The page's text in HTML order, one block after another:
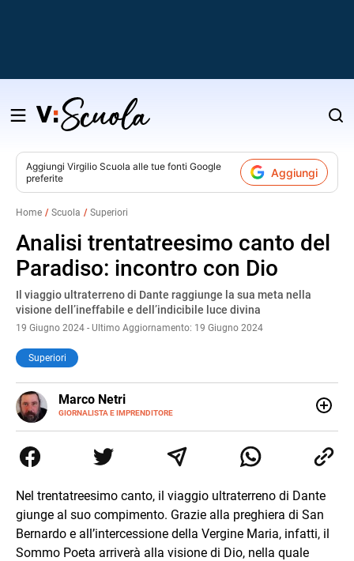
Salta
contenuto
Aggiungi Virgilio Scuola alle tue fonti Google
preferite
Aggiungi
Home Scuola Superiori
Analisi trentatreesimo canto del
Paradiso: incontro con Dio
Il viaggio ultraterreno di Dante raggiunge la sua meta nella
visione dell’ineffabile e dell’indicibile luce divina
19 Giugno 2024 - Ultimo Aggiornamento: 19 Giugno 2024
Superiori
Marco Netri
GIORNALISTA E IMPRENDITORE
E-
MAIL
Giornalismo conseguiti alla Luiss, ho associato la
passione per la scrittura a quello per lo studio
imprenditore di me stesso.
Nel trentatreesimo canto, il viaggio ultraterreno di Dante
giunge al suo compimento. Grazie alla preghiera di San
Bernardo e all’intercessione della Vergine Maria, infatti, il
Sommo Poeta arriverà alla visione di Dio, nella quale